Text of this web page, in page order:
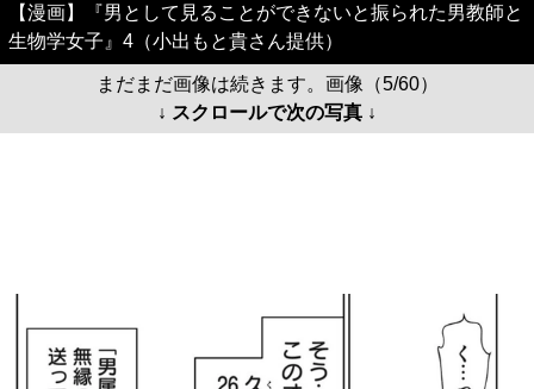
【漫画】『男として見ることができないと振られた男教師と
生物学女子』4（小出もと貴さん提供）
まだまだ画像は続きます。画像（5/60）
↓ スクロールで次の写真 ↓